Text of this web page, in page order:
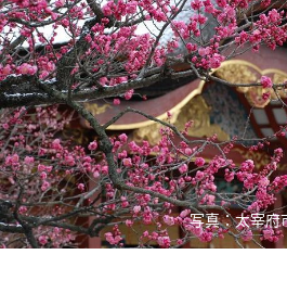
写真：太宰府